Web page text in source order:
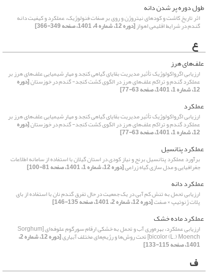
طول دوره پر شدن دانه
اثر تاریخ کاشت و کودهای نیتروژن و روی بر صفات فنولوژیک، عملکرد و کیفیت دانه
گندم در شرایط اقلیمی اهواز[دوره 12، شماره 4، 1401، صفحه 349-366]
ع
علف‌های هرز
ارزیابی اگرواکولوژیک تأثیر مدیریت بقایای گیاهی کنجد و مهار شیمیایی علف‌های هرز بر
عملکرد گندم و تراکم علف‌های هرز در الگوی کشت کنجد- گندم در خوزستان[دوره
12، شماره 1، 1401، صفحه 63-77]
عملکرد
ارزیابی اگرواکولوژیک تأثیر مدیریت بقایای گیاهی کنجد و مهار شیمیایی علف‌های هرز بر
عملکرد گندم و تراکم علف‌های هرز در الگوی کشت کنجد- گندم در خوزستان[دوره
12، شماره 1، 1401، صفحه 63-77]
عملکرد پتانسیل
برآورد عملکرد پتانسیل برنج و نیاز کودی در استان گیلان با استفاده از سامانه اطلاعات
جغرافیایی و مدل سازی گیاه زراعی[دوره 12، شماره 1، 1401، صفحه 81-100]
عملکرد دانه
ارزیابی تحمل به تنش کم آبی در یک جمعیت در حال تفرق گندم نان با استفاده از بای
پلات ژنوتیپ × صفت[دوره 12، شماره 2، 1401، صفحه 135-146]
عملکرد ماده خشک
ارزیابی عملکرد، بهره‌وری آب و تحمل به خشکی ارقام سورگوم علوفه‌ای [Sorghum
bicolor (L.) Moench] تحت روش‌ها و رژیم‌های مختلف آبیاری [دوره 12، شماره 2،
1401، صفحه 115-133]
ف